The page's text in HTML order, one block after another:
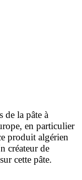
de la pâte à
en particulier
produit algérien
créateur de
cette pâte.